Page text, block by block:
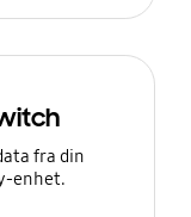
fra din
enhet.